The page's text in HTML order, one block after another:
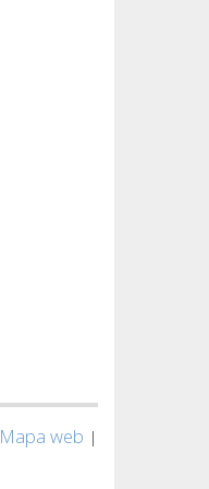
Mapa web |